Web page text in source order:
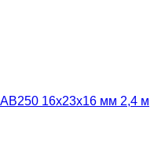
16х23х16 мм 2,4 м